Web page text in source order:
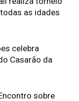
as idades
celebra
Casarão da
sobre